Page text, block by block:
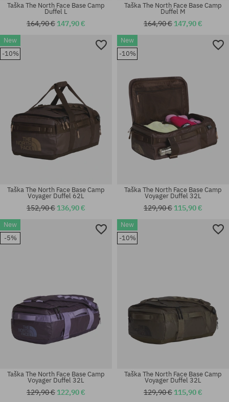
univerzálna veľkosť univerzálna veľkosť
univerzálna veľkosť
Taška The North Face Base Camp
Duffel L
164,90 € 147,90 €
univerzálna veľkosť
Taška The North Face Base Camp
Duffel M
164,90 € 147,90 €
New
-10%
Taška The North Face Base Camp
Voyager Duffel 62L
152,90 € 136,90 €
New
-10%
Taška The North Face Base Camp
Voyager Duffel 32L
129,90 € 115,90 €
New
-5%
Taška The North Face Base Camp
Voyager Duffel 32L
129,90 € 122,90 €
New
-10%
Taška The North Face Base Camp
Voyager Duffel 32L
129,90 € 115,90 €